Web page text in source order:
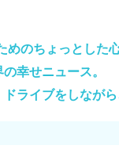
のちょっとし
幸せニュース。
ライブをしなが